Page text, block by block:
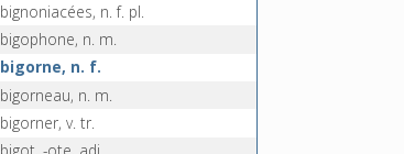
bignoniacées, n. f. pl.
bigophone, n. m.
bigorne, n. f.
bigorneau, n. m.
bigorner, v. tr.